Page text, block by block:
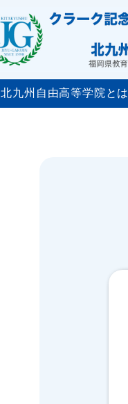
北九州自由高等学院とは